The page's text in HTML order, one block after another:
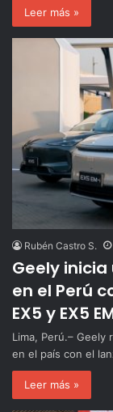
Leer más »
Rubén Castro S.
Geely
en el Perú
EX5 y EX5
Lima, Perú.–
en el país con el
Leer más »